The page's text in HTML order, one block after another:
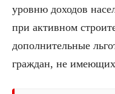
уровню доходов
при активном
дополнительные
граждан, не